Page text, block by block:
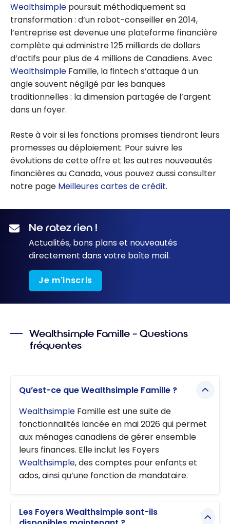
Wealthsimple poursuit méthodiquement sa
transformation : d’un robot-conseiller en 2014,
l’entreprise est devenue une plateforme financière
complète qui administre 125 milliards de dollars
d’actifs pour plus de 4 millions de Canadiens. Avec
Wealthsimple Famille, la fintech s’attaque à un
angle souvent négligé par les banques
traditionnelles : la dimension partagée de l’argent
dans un foyer.
Reste à voir si les fonctions promises tiendront leurs
promesses au déploiement. Pour suivre les
évolutions de cette offre et les autres nouveautés
financières au Canada, vous pouvez aussi consulter
notre page Meilleures cartes de crédit.
Ne ratez rien !
Actualités, bons plans et nouveautés
directement dans votre boîte mail.
Je m'inscris
Wealthsimple Famille – Questions
fréquentes
Qu’est-ce que Wealthsimple Famille ?
Wealthsimple Famille est une suite de
fonctionnalités lancée en mai 2026 qui permet
aux ménages canadiens de gérer ensemble
leurs finances. Elle inclut les Foyers
Wealthsimple, des comptes pour enfants et
ados, ainsi qu’une fonction de mandataire.
Les Foyers Wealthsimple sont-ils